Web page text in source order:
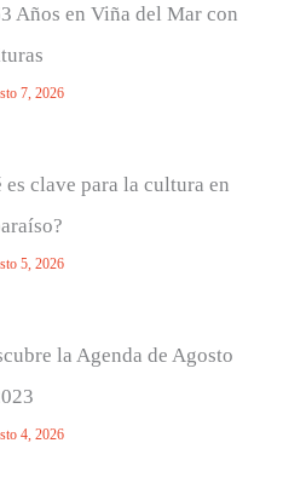
Años en Viña del Mar con
7, 2026
es clave para la cultura en
5, 2026
la Agenda de Agosto
4, 2026